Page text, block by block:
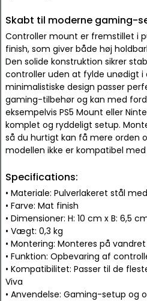
Skabt til moderne gaming-
Controller mount er fremstillet i
finish, som giver både høj
Den solide konstruktion sikrer
controller uden at fylde unødigt
minimalistiske design passer
gaming-tilbehør og kan med
eksempelvis PS5 Mount eller
komplet og ryddeligt setup.
så du hurtigt kan få mere orden
modellen ikke er kompatibel
Specifications:
• Materiale: Pulverlakeret stål
• Farve: Mat finish
• Dimensioner: H: 10 cm x B: 6,5
• Vægt: 0,3 kg
• Montering: Monteres på
• Funktion: Opbevaring af
• Kompatibilitet: Passer til de
Viva
• Anvendelse: Gaming-setup og